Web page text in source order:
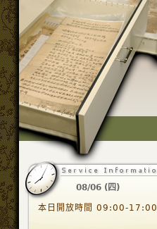
08/06 (四)
本日開放時間 09:00-17:00